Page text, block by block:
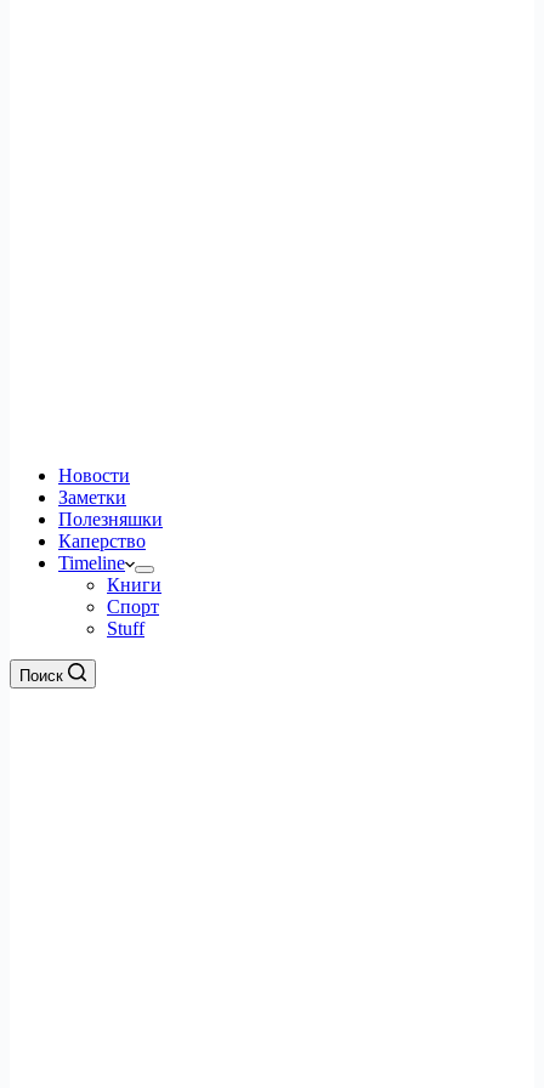
Новости
Заметки
Полезняшки
Каперство
Timeline
Книги
Спорт
Stuff
Поиск